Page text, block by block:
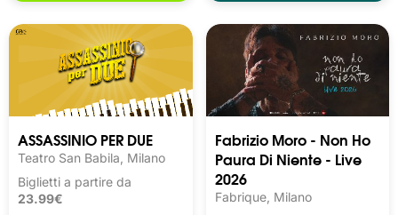
ASSASSINIO PER DUE
Teatro San Babila, Milano
Biglietti a partire da
23.99€
Fabrizio Moro - Non Ho
Paura Di Niente - Live
2026
Fabrique, Milano